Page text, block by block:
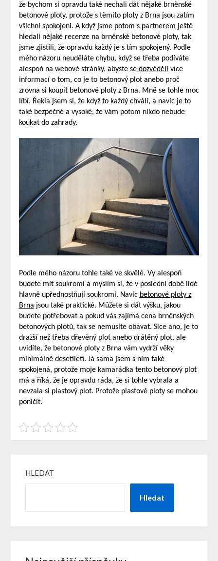
že bychom si opravdu také nechali dát nějaké brněnské
betonové ploty, protože s těmito ploty z Brna jsou zatím
všichni spokojeni. A když jsme potom s partnerem ještě
hledali nějaké recenze na brněnské betonové ploty, tak
jsme zjistili, že opravdu každý je s tím spokojený. Podle
mého názoru neuděláte chybu, když se třeba podíváte
alespoň na webové stránky, abyste sedozvěděli více
informací o tom, co je to betonový plot anebo proč
zrovna si koupit betonové ploty z Brna. Mně se tohle moc
líbí. Řekla jsem si, že když to každý chválí, a navíc je to
také bezpečné a vysoké, že vám potom nikdo nebude
koukat do zahrady.
Podle mého názoru tohle také ve skvělé. Vy alespoň
budete mít soukromí a myslím si, že v poslední době lidé
hlavně upřednostňují soukromí. Navíc betonové ploty z
Brna jsou také praktické. Můžete si dát výšku, jakou
budete potřebovat a pokud vás zajímá cena brněnských
betonových plotů, tak se nemusíte obávat. Sice ano, je to
dražší než třeba dřevěný plot anebo drátěný plot, ale
uvidíte, že betonové ploty z Brna vám vydrží věky
minimálně desetiletí. Já sama jsem s ním také
spokojená, protože moje kamarádka tento betonový plot
má a říká, že je opravdu ráda, že si tohle vybrala a
nevzala si plastový plot. Protože plastové ploty se mohou
poničit.
HLEDAT
Hledat